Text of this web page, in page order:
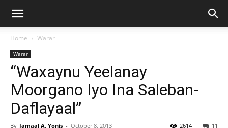
Home Warar
Warar
“Waxaynu Yeelanay
Moorgano Iyo Ina Saleban-
Daflayaal”
By Jamaal A. Yonis - October 8, 2013 11
2614